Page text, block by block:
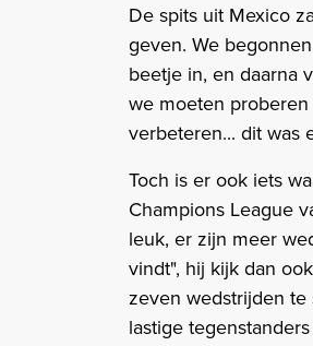
De spits uit Mexico
geven. We
beetje in, en daarna
we moeten
verbeteren... dit was
Toch is er ook iets
Champions League
leuk, er zijn meer
vindt", hij kijk dan
zeven wedstrijden
lastige